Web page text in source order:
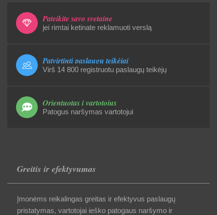
Pateikite savo svetainę
jei rimtai ketinate reklamuoti verslą
Patvirtinti paslaugų teikėjai
Virš 14 800 registruotu paslaugų teikėjų
Orientuotas į vartotojus
Patogus naršymas vartotojui
Greitis ir efektyvumas
Įmonėms reikalingas greitas ir efektyvus paslaugų
pristatymas, vartotojai ieško patogaus naršymo ir